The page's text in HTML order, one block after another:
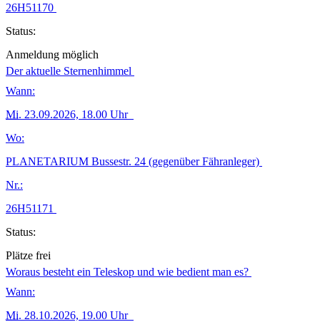
26H51170
Status:
Anmeldung möglich
Der aktuelle Sternenhimmel
Wann:
Mi. 23.09.2026, 18.00 Uhr
Wo:
PLANETARIUM Bussestr. 24 (gegenüber Fähranleger)
Nr.:
26H51171
Status:
Plätze frei
Woraus besteht ein Teleskop und wie bedient man es?
Wann:
Mi. 28.10.2026, 19.00 Uhr